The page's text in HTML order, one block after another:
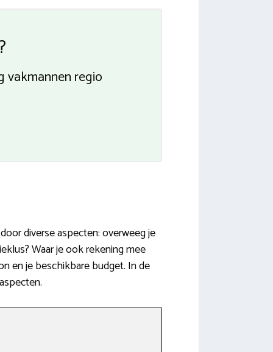
vakmannen regio
diverse aspecten: overweeg je
Waar je ook rekening mee
en je beschikbare budget. In de